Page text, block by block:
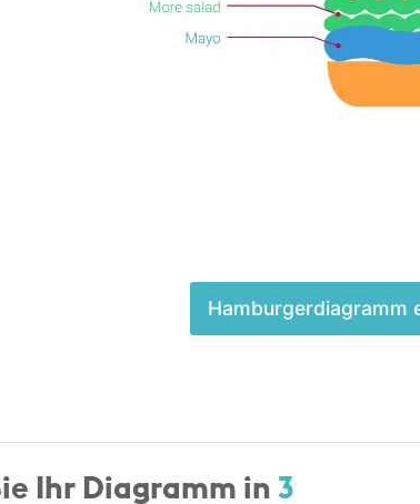
Hamburger­diagramm
Ihr Diagramm in3